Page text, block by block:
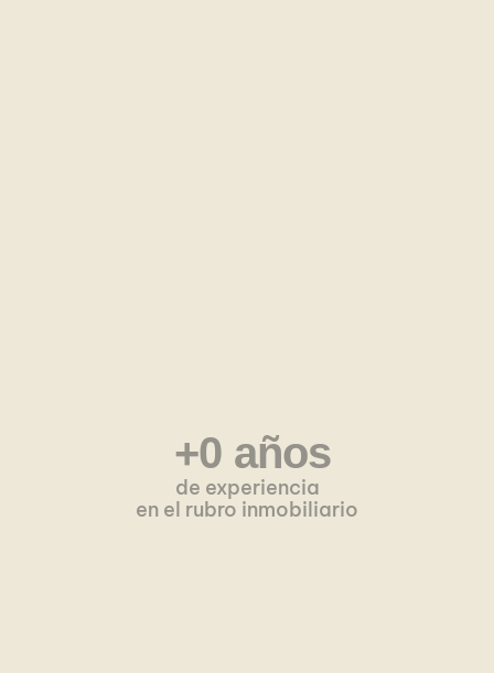
+0 años
de experiencia
en el rubro inmobiliario